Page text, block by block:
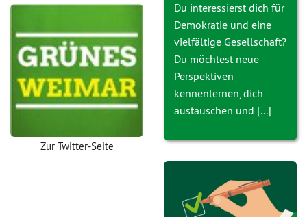
Zur Twitter-Seite
Du interessierst dich für
Demokratie und eine
vielfältige Gesellschaft?
Du möchtest neue
Perspektiven
kennenlernen, dich
austauschen und [...]